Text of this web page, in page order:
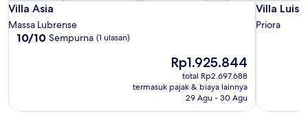
Villa Asia
Villa Asia
Massa Lubrense
10.0
10/10 Sempurna (1 ulasan)
Harga
sekarang
Rp1.925.844
Rp1.925.844
total Rp2.697.688
termasuk pajak & biaya lainnya
29 Agu - 30 Agu
Villa
Villa Luisa
Priora